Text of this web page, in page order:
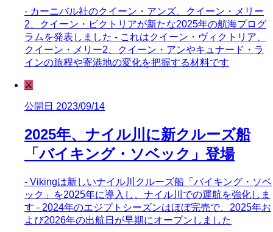
- カーニバル社のクイーン・アンズ、クイーン・メリー
2、クイーン・ビクトリアが新たな2025年の航海プログ
ラムを発表しました - これはクイーン・ヴィクトリア、
クイーン・メリー2、クイーン・アンやキュナード・ラ
インの旅程や寄港地の変化を把握する材料です
⚔️
公開日 2023/09/14
2025年、ナイル川に新クルーズ船
「バイキング・ソベック」登場
- Vikingは新しいナイル川クルーズ船「バイキング・ソベ
ック」を2025年に導入し、ナイル川での運航を強化しま
す - 2024年のエジプトシーズンはほぼ完売で、2025年お
よび2026年の出航日が早期にオープンしました